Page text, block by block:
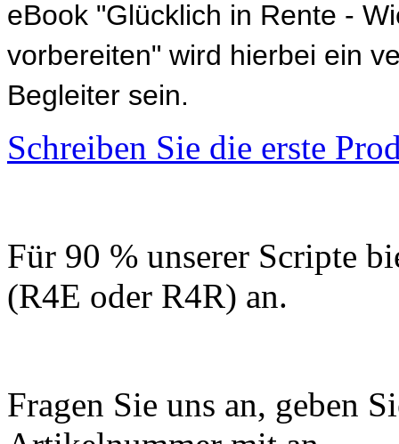
eBook "Glücklich in Rente -
vorbereiten" wird hierbei ein
Begleiter sein.
Schreiben Sie die erste
Für 90 % unserer Scripte
(R4E oder R4R) an.
Fragen Sie uns an, geben